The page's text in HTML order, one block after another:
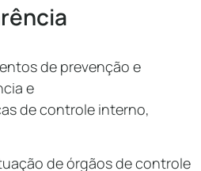
de prevenção e
e
de controle interno,
de órgãos de controle